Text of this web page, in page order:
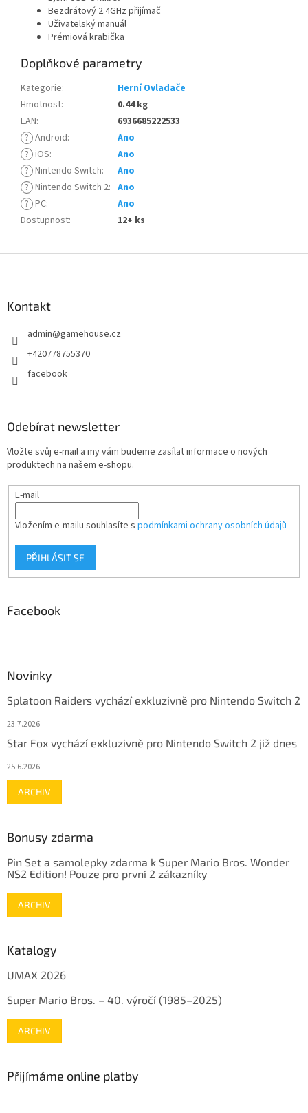
Bezdrátový 2.4GHz přijímač
Uživatelský manuál
Prémiová krabička
Doplňkové parametry
Kategorie:
Herní Ovladače
Hmotnost:
0.44 kg
EAN:
6936685222533
? Android:
Ano
? iOS:
Ano
? Nintendo Switch:
Ano
? Nintendo Switch 2: Ano
? PC:
Ano
Dostupnost: 12+ ks
Kontakt
admin@gamehouse.cz
+420778755370
facebook
Odebírat newsletter
Vložte svůj e-mail a my vám budeme zasílat informace o nových
produktech na našem e-shopu.
E-mail
Vložením e-mailu souhlasíte s podmínkami ochrany osobních údajů
PŘIHLÁSIT SE
Facebook
Novinky
Splatoon Raiders vychází exkluzivně pro Nintendo Switch 2
23.7.2026
Star Fox vychází exkluzivně pro Nintendo Switch 2 již dnes
25.6.2026
ARCHIV
Bonusy zdarma
Pin Set a samolepky zdarma k Super Mario Bros. Wonder
NS2 Edition! Pouze pro první 2 zákazníky
ARCHIV
Katalogy
UMAX 2026
Super Mario Bros. – 40. výročí (1985–2025)
ARCHIV
Přijímáme online platby